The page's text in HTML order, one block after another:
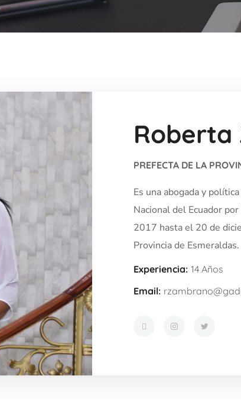
Roberta
PREFECTA DE LA
Es una abogada y
Nacional del Ecuador
2017 hasta el 20 de
Provincia de Esmeraldas.
Experiencia: 14 Años
Email: